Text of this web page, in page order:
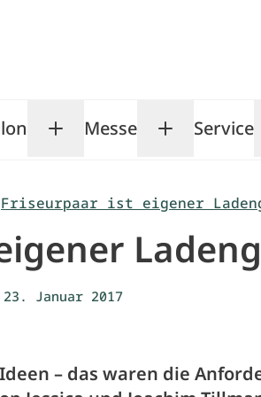
submenu
Toggle TOP Salon
Messe ToggleService
Friseurpaar ist eigener
23. Januar 2017
– das waren die